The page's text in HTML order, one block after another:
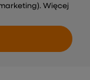
Więcej